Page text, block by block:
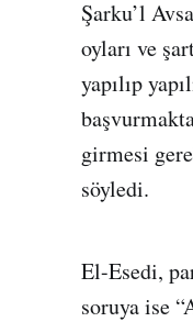
Şarku’l
oyları ve
yapılıp
girmesi
söyledi.
El-Esedi,
soruya ise